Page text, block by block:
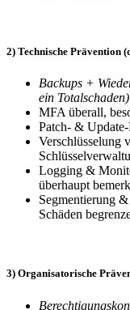
2) Technische Prävention
Backups +
ein Totalschaden)
MFA überall,
Patch- &
Verschlüsselung
Logging &
überhaupt
Segmentierung
Schäden
3) Organisatorische